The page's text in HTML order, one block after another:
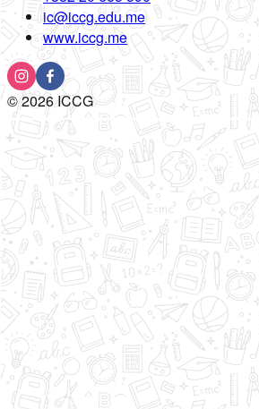
ic@iccg.edu.me
www.iccg.me
©2026ICCG